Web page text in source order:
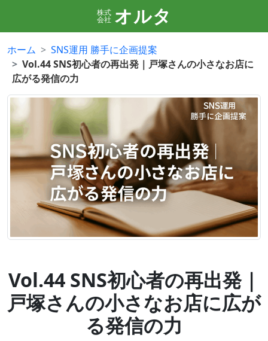
株式
会社 オルタ
ホーム
SNS運用 勝手に企画提案
Vol.44 SNS初心者の再出発｜戸塚さんの小さなお店に
広がる発信の力
Vol.44 SNS初心者の再出発｜
戸塚さんの小さなお店に広が
る発信の力